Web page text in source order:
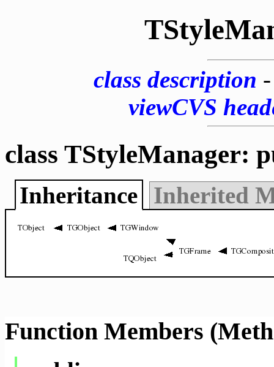
class description
viewCVS
class TStyleManager:
Inheritance Inherited
Function Members